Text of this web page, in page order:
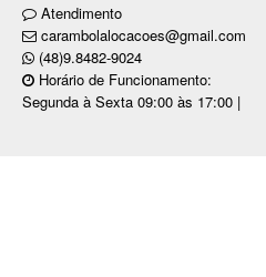
Atendimento
carambolalocacoes@gmail.com
(48)9.8482-9024
Horário de Funcionamento:
Segunda à Sexta 09:00 às 17:00 |